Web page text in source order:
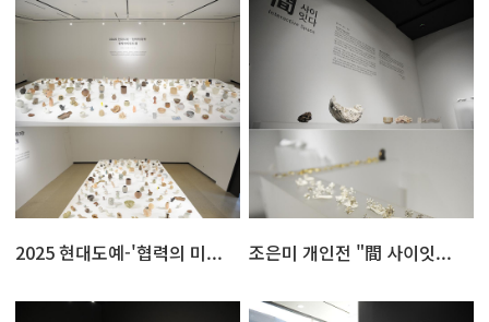
2025 현대도예-'협력의 미... 조은미 개인전 "間 사이잇...